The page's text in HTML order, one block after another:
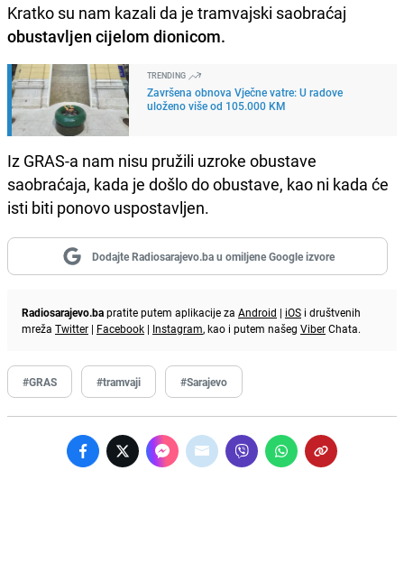
Kratko su nam kazali da je tramvajski saobraćaj
obustavljen cijelom dionicom.
TRENDING
Završena obnova Vječne vatre: U radove
uloženo više od 105.000 KM
Iz GRAS-a nam nisu pružili uzroke obustave
saobraćaja, kada je došlo do obustave, kao ni kada će
isti biti ponovo uspostavljen.
Dodajte Radiosarajevo.ba u omiljene Google izvore
Radiosarajevo.bapratite putem aplikacije za Android | iOS i društvenih
mreža Twitter | Facebook | Instagram, kao i putem našeg ViberChata.
#GRAS #tramvaji #Sarajevo